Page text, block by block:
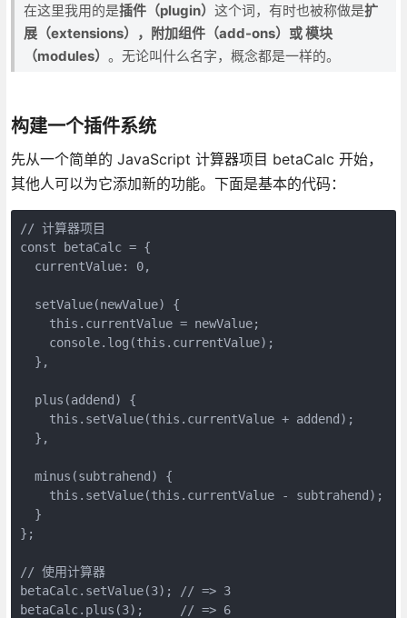
在这里我用的是插件（plugin） 这个词，有时也被称做是扩
展（extensions），附加组件（add-ons）或 模块
（modules） 。无论叫什么名字，概念都是一样的。
构建一个插件系统
先从一个简单的 JavaScript 计算器项目 betaCalc 开始，
其他人可以为它添加新的功能。下面是基本的代码：
// 计算器项目
const betaCalc = {
  currentValue: 0,
  setValue(newValue) {
    this.currentValue = newValue;
    console.log(this.currentValue);
  },
  plus(addend) {
    this.setValue(this.currentValue + addend);
  },
  minus(subtrahend) {
    this.setValue(this.currentValue - subtrahend);
  }
};
// 使用计算器
betaCalc.setValue(3); // => 3
betaCalc.plus(3);     // => 6